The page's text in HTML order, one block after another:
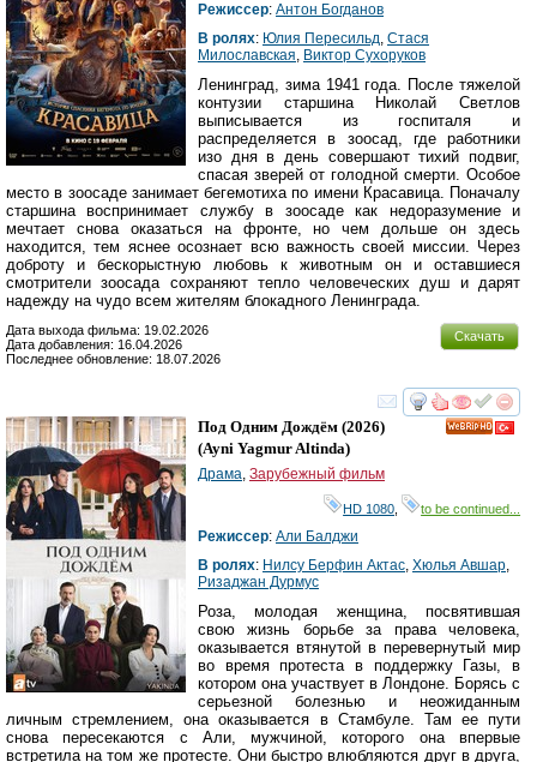
Режиссер: Антон Богданов
В ролях: Юлия Пересильд, Стася
Милославская, Виктор Сухоруков
Ленинград, зима 1941 года. После тяжелой
контузии старшина Николай Светлов
выписывается из госпиталя и
распределяется в зоосад, где работники
изо дня в день совершают тихий подвиг,
спасая зверей от голодной смерти. Особое
место в зоосаде занимает бегемотиха по имени Красавица. Поначалу
старшина воспринимает службу в зоосаде как недоразумение и
мечтает снова оказаться на фронте, но чем дольше он здесь
находится, тем яснее осознает всю важность своей миссии. Через
доброту и бескорыстную любовь к животным он и оставшиеся
смотрители зоосада сохраняют тепло человеческих душ и дарят
надежду на чудо всем жителям блокадного Ленинграда.
Скачать
Дата выхода фильма: 19.02.2026
Дата добавления: 16.04.2026
Последнее обновление: 18.07.2026
смотреть
Под Одним Дождём (2026)
(Ayni Yagmur Altinda)
Драма, Зарубежный фильм
HD 1080 to be continued...
Режиссер: Али Балджи
В ролях: Нилсу Берфин Актас, Хюлья Авшар,
Ризаджан Дурмус
Роза, молодая женщина, посвятившая
свою жизнь борьбе за права человека,
оказывается втянутой в перевернутый мир
во время протеста в поддержку Газы, в
котором она участвует в Лондоне. Борясь с
серьезной болезнью и неожиданным
личным стремлением, она оказывается в Стамбуле. Там ее пути
снова пересекаются с Али, мужчиной, которого она впервые
встретила на том же протесте. Они быстро влюбляются друг в друга,